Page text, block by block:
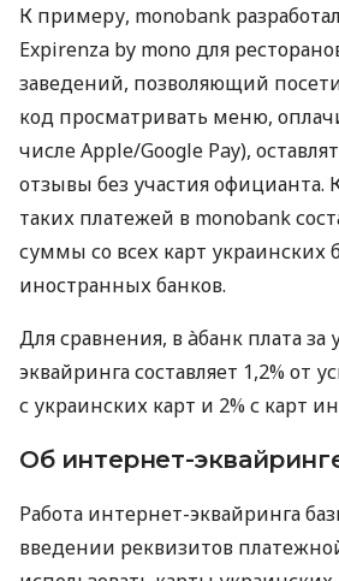
К примеру, monobank
Expirenza by mono для
заведений, позволяющий
код просматривать меню,
числе Apple/Google Pay),
отзывы без участия официанта.
таких платежей в monobank
суммы со всех карт украинских
иностранных банков.
Для сравнения, в àбанк плата за
эквайринга составляет 1,2% от
с украинских карт и 2% с карт
Об интернет-
Работа интернет-эквайринга
введении реквизитов